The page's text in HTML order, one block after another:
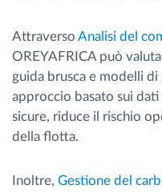
Attraverso Analisi del
OREYAFRICA può
guida brusca e modelli
approccio basato sui
sicure, riduce il rischio
della flotta.
Inoltre, Gestione del